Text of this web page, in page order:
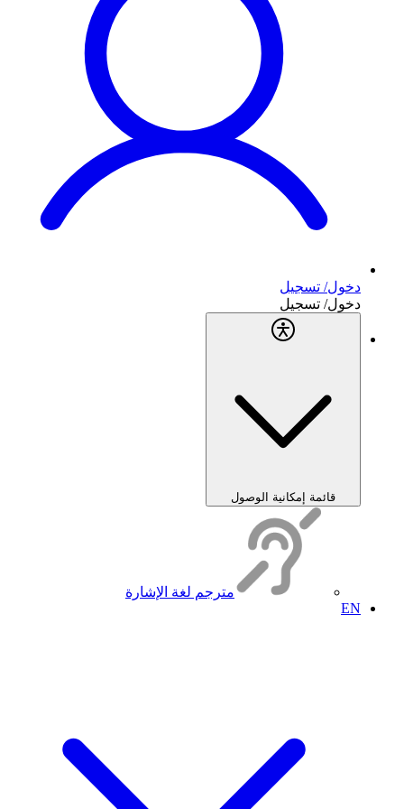
دخول/ تسجيل
دخول/ تسجيل
قائمة إمكانية الوصول
مترجم لغة الإشارة
EN